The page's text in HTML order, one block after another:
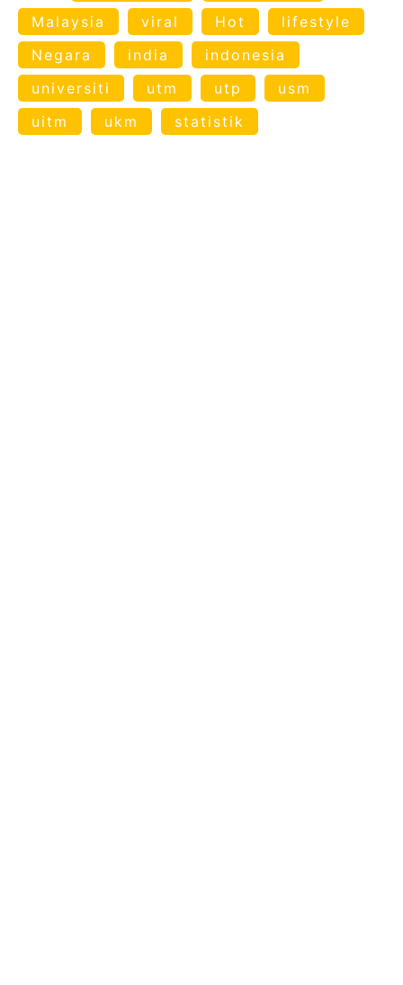
Malaysia
viral Hot
lifestyle
Negara
india
indonesia
universiti
utm utp
usm
uitm
ukm statistik